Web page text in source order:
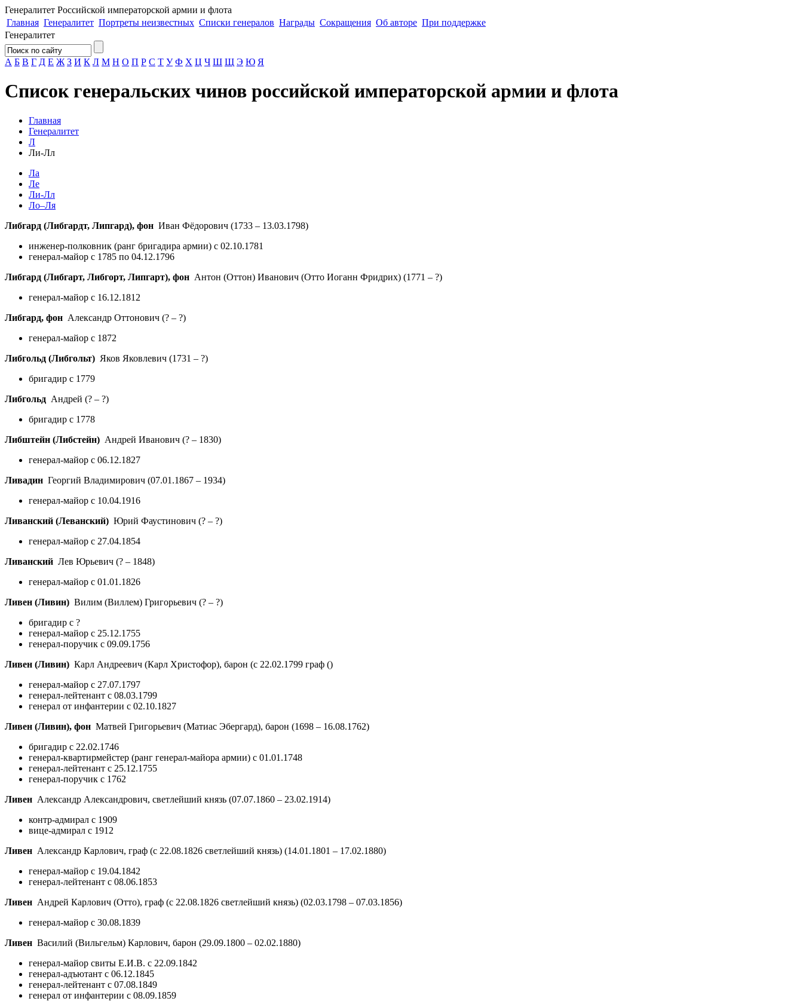
Генералитет Российской императорской армии и флота
Главная Генералитет Портреты неизвестных Списки генералов Награды Сокращения Об авторе При поддержке
Генералитет
А Б В Г Д Е Ж З И К Л М Н О П Р С Т У Ф Х Ц Ч Ш Щ Э Ю Я
Список генеральских чинов российской императорской армии и флота
Главная
Генералитет
Л
Ли-Лл
Ла
Ле
Ли-Лл
Ло–Ля
Либгард (Либгардт, Липгард), фон Иван Фёдорович (1733 – 13.03.1798)
инженер-полковник (ранг бригадира армии) с 02.10.1781
генерал-майор с 1785 по 04.12.1796
Либгард (Либгарт, Либгорт, Липгарт), фон Антон (Оттон) Иванович (Отто Иоганн Фридрих) (1771 – ?)
генерал-майор с 16.12.1812
Либгард, фон Александр Оттонович (? – ?)
генерал-майор с 1872
Либгольд (Либгольт) Яков Яковлевич (1731 – ?)
бригадир с 1779
Либгольд Андрей (? – ?)
бригадир с 1778
Либштейн (Либстейн) Андрей Иванович (? – 1830)
генерал-майор с 06.12.1827
Ливадин Георгий Владимирович (07.01.1867 – 1934)
генерал-майор с 10.04.1916
Ливанский (Леванский) Юрий Фаустинович (? – ?)
генерал-майор с 27.04.1854
Ливанский Лев Юрьевич (? – 1848)
генерал-майор с 01.01.1826
Ливен (Ливин) Вилим (Виллем) Григорьевич (? – ?)
бригадир с ?
генерал-майор с 25.12.1755
генерал-поручик с 09.09.1756
Ливен (Ливин) Карл Андреевич (Карл Христофор), барон (с 22.02.1799 граф ()
генерал-майор с 27.07.1797
генерал-лейтенант с 08.03.1799
генерал от инфантерии с 02.10.1827
Ливен (Ливин), фон Матвей Григорьевич (Матиас Эбергард), барон (1698 – 16.08.1762)
бригадир с 22.02.1746
генерал-квартирмейстер (ранг генерал-майора армии) с 01.01.1748
генерал-лейтенант с 25.12.1755
генерал-поручик с 1762
Ливен Александр Александрович, светлейший князь (07.07.1860 – 23.02.1914)
контр-адмирал с 1909
вице-адмирал с 1912
Ливен Александр Карлович, граф (с 22.08.1826 светлейший князь) (14.01.1801 – 17.02.1880)
генерал-майор с 19.04.1842
генерал-лейтенант с 08.06.1853
Ливен Андрей Карлович (Отто), граф (с 22.08.1826 светлейший князь) (02.03.1798 – 07.03.1856)
генерал-майор с 30.08.1839
Ливен Василий (Вильгельм) Карлович, барон (29.09.1800 – 02.02.1880)
генерал-майор свиты Е.И.В. с 22.09.1842
генерал-адъютант с 06.12.1845
генерал-лейтенант с 07.08.1849
генерал от инфантерии с 08.09.1859